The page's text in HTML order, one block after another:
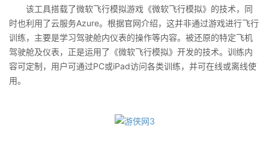
该工具搭载了微软飞行模拟游戏《微软飞行模拟》的技术，同
时也利用了云服务Azure。根据官网介绍，这并非通过游戏进行飞行
训练，主要是学习驾驶舱内仪表的操作等内容。被还原的特定飞机
驾驶舱及仪表，正是运用了《微软飞行模拟》开发的技术。训练内
容可定制，用户可通过PC或iPad访问各类训练，并可在线或离线使
用。